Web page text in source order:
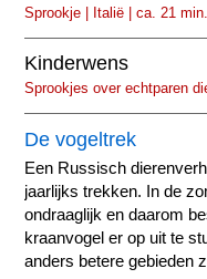
Sprookje | Italië | ca. 21 min.
Kinderwens
Sprookjes over echtparen
De vogeltrek
Een Russisch
jaarlijks trekken. In de
ondraaglijk en daarom
kraanvogel er op uit te
anders betere gebieden